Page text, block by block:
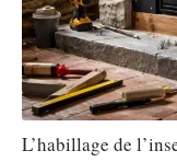
L’habillage de